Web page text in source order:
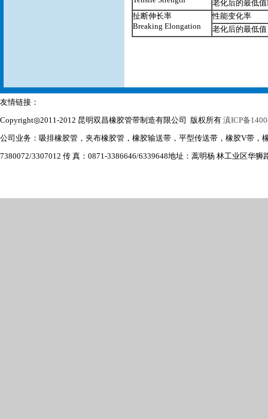
老化后的最低
扯断伸长率
Breaking Elongation
性能变
老化后
友情链接：
Copyright◎2011-2012 昆明双昌橡胶管带制造有限公司 版权所有 滇ICP备
公司业务：吸排橡胶管，夹布橡胶管，橡胶输送带，平型传送带，橡胶V带，
7380072/3307012 传 真：0871-3386646/6339648地址：蒿明杨 林工业区华狮